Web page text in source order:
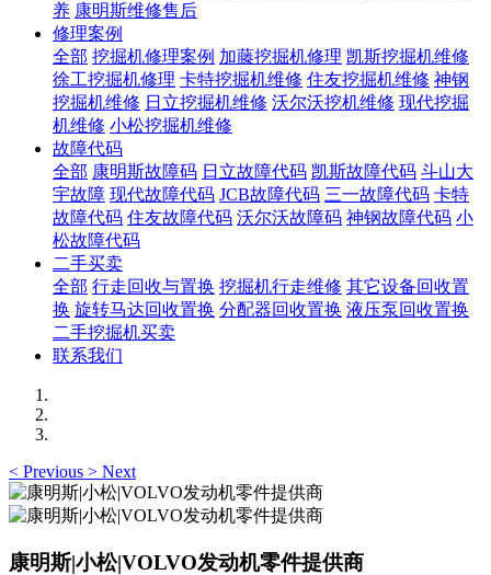
养 康明斯维修售后
修理案例
全部 挖掘机修理案例 加藤挖掘机修理 凯斯挖掘机维修
徐工挖掘机修理 卡特挖掘机维修 住友挖掘机维修 神钢
挖掘机维修 日立挖掘机维修 沃尔沃挖机维修 现代挖掘
机维修 小松挖掘机维修
故障代码
全部 康明斯故障码 日立故障代码 凯斯故障代码 斗山大
宇故障 现代故障代码 JCB故障代码 三一故障代码 卡特
故障代码 住友故障代码 沃尔沃故障码 神钢故障代码 小
松故障代码
二手买卖
全部 行走回收与置换 挖掘机行走维修 其它设备回收置
换 旋转马达回收置换 分配器回收置换 液压泵回收置换
二手挖掘机买卖
联系我们
< Previous > Next
康明斯|小松|VOLVO发动机零件提供商